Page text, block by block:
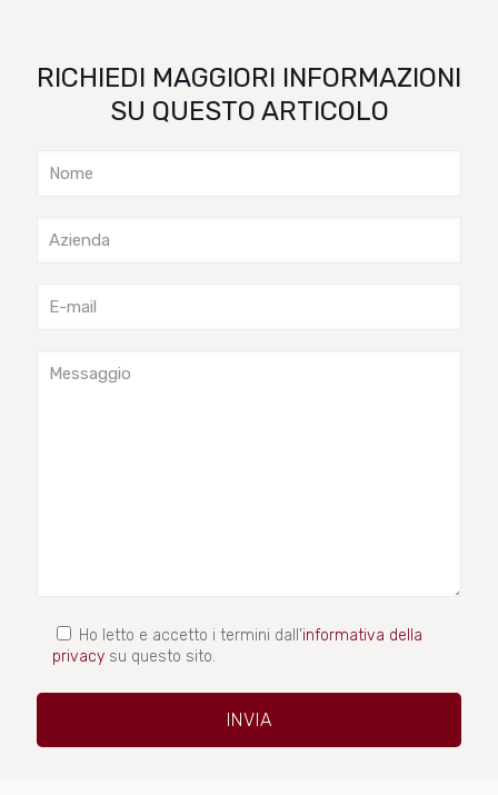
RICHIEDI MAGGIORI INFORMAZIONI
SU QUESTO ARTICOLO
Ho letto e accetto i termini dall'informativa della
privacy su questo sito.